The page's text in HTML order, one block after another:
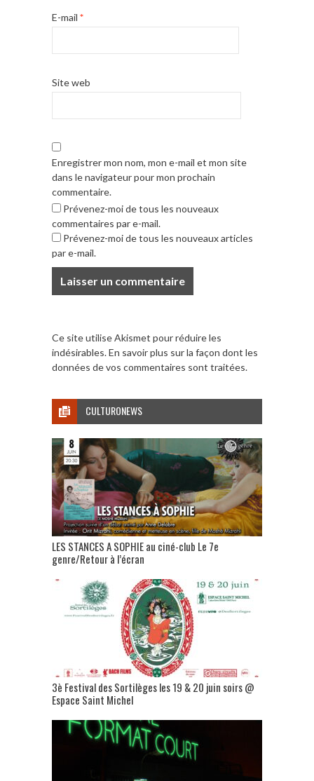
E-mail *
Site web
Enregistrer mon nom, mon e-mail et mon site
dans le navigateur pour mon prochain
commentaire.
Prévenez-moi de tous les nouveaux
commentaires par e-mail.
Prévenez-moi de tous les nouveaux articles
par e-mail.
Ce site utilise Akismet pour réduire les
indésirables.En savoir plus sur la façon dont les
données de vos commentaires sont traitées.
CULTURONEWS
LES STANCES A SOPHIE au ciné-club Le 7e
genre/Retour à l’écran
3è Festival des Sortilèges les 19 & 20 juin soirs @
Espace Saint Michel